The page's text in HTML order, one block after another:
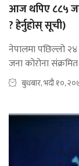
आज थपिए ८८५
? हेर्नुहोस् सूची)
नेपालमा पछिल्लो
जना कोरोना
बुधबार, भदौ १०,